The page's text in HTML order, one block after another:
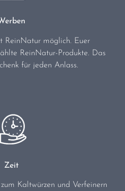
ReinNatur möglich. Euer
ReinNatur-Produkte. Das
für jeden Anlass.
Zeit
Kaltwürzen und Verfeinern